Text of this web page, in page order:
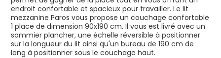
endroit confortable et spacieux pour travailler. Le lit
mezzanine Paros vous propose un couchage confortable
1 place de dimension 90x190 cm. Il vous est livré avec un
sommier plancher, une échelle réversible à positionner
sur la longueur du lit ainsi qu'un bureau de 190 cm de
long à positionner sous le couchage haut.